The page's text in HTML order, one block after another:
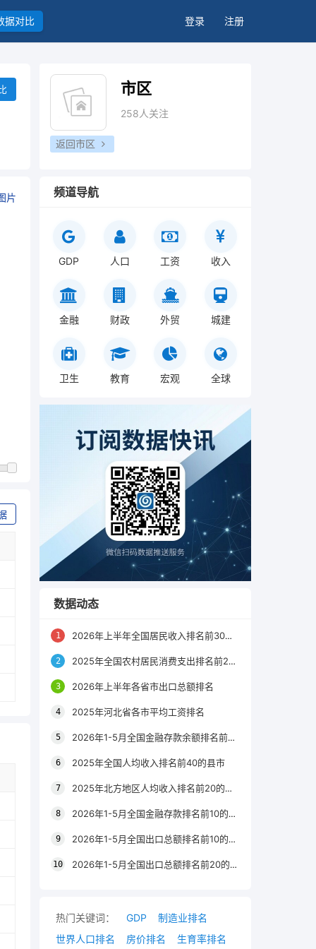
据对比 登录 注册
片
市区
258人关注
返回市区
频道导航
GDP 人口 工资 收入
金融 财政 外贸 城建
卫生 教育 宏观 全球
数据动态
2026年上半年全国居民收入排名前30的区县
2025年全国农村居民消费支出排名前20的城市
2026年上半年各省市出口总额排名
2025年河北省各市平均工资排名
2026年1-5月全国金融存款余额排名前20的城市
2025年全国人均收入排名前40的县市
2025年北方地区人均收入排名前20的城市
2026年1-5月全国金融存款排名前10的省份
2026年1-5月全国出口总额排名前10的省市
2026年1-5月全国出口总额排名前20的城市
热门关键词： GDP
制造业排名
世界人口排名
房价排名 生育率排名